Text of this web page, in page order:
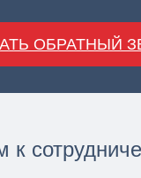
ОБРАТНЫЙ